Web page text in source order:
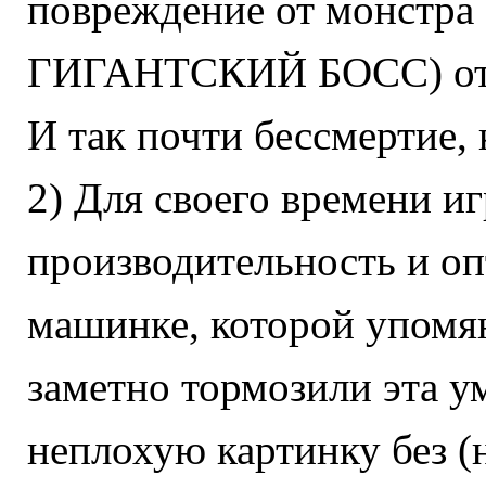
ГИГАНТСКИЙ БОСС)
И так почти бессмертие,
2) Для своего времени
производительность и
машинке, которой
заметно тормозили эта
неплохую картинку без